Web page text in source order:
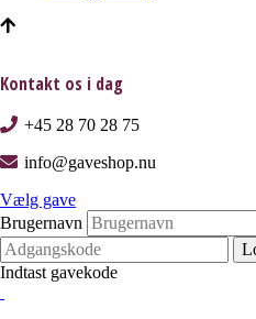
Kontakt os i dag
+45 28 70 28 75
info@gaveshop.nu
Vælg gave
Brugernavn
Indtast gavekode